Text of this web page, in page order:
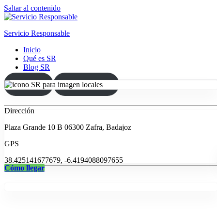
Saltar al contenido
Servicio Responsable
Inicio
Qué es SR
Blog SR
MAP SEARCH
Dirección
Plaza Grande 10 B 06300 Zafra, Badajoz
GPS
38.425141677679, -6.4194088097655
Cómo llegar